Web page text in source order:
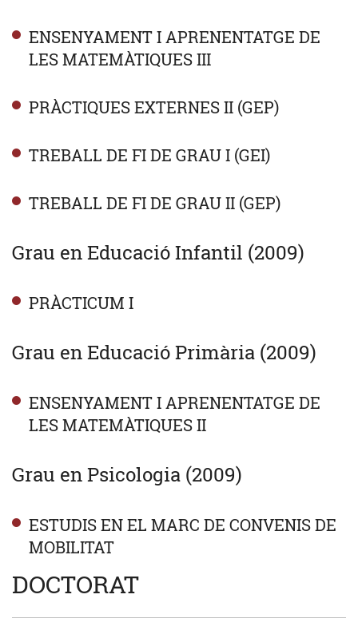
ENSENYAMENT I APRENENTATGE DE
LES MATEMÀTIQUES III
PRÀCTIQUES EXTERNES II (GEP)
TREBALL DE FI DE GRAU I (GEI)
TREBALL DE FI DE GRAU II (GEP)
Grau en Educació Infantil (2009)
PRÀCTICUM I
Grau en Educació Primària (2009)
ENSENYAMENT I APRENENTATGE DE
LES MATEMÀTIQUES II
Grau en Psicologia (2009)
ESTUDIS EN EL MARC DE CONVENIS DE
MOBILITAT
DOCTORAT